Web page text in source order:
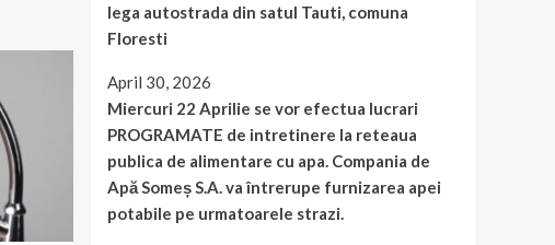
lega autostrada din satul Tauti, comuna
Floresti
April 30, 2026
Miercuri 22 Aprilie se vor efectua lucrari
PROGRAMATE de intretinere la reteaua
publica de alimentare cu apa. Compania de
Apă Someș S.A. va întrerupe furnizarea apei
potabile pe urmatoarele strazi.